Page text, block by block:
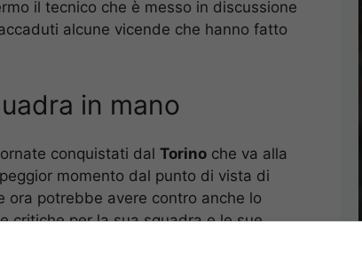
il tecnico che è messo in discussione
alcune vicende che hanno fatto
in mano
conquistati dal Torino che va alla
peggior momento dal punto di vista di
ora potrebbe avere contro anche lo
critiche per la sua squadra e le sue